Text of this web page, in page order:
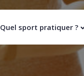
Quel sport pratiquer ?